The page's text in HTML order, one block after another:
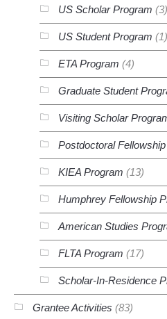
US Scholar Program (3)
US Student Program (1)
ETA Program (4)
Graduate Student
Visiting Scholar
Postdoctoral
KIEA Program (13)
Humphrey Fellowship
American Studies
FLTA Program (17)
Scholar-In-Residence
Grantee Activities (83)